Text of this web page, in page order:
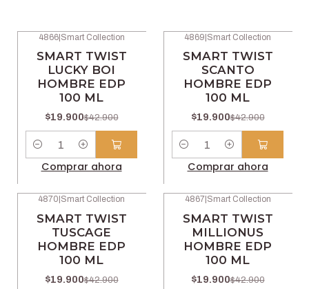
4866| Smart Collection
SMART TWIST
LUCKY BOI
HOMBRE EDP
100 ML
$19.900$42.900
Comprar ahora
4869 Smart Collection
SMART TWIST
SCANTO
HOMBRE EDP
100 ML
$19.900$42.900
Comprar ahora
4870 Smart Collection
SMART TWIST
TUSCAGE
HOMBRE EDP
100 ML
$19.900$42.900
4867| Smart Collection
SMART TWIST
MILLIONUS
HOMBRE EDP
100 ML
$19.900$42.900